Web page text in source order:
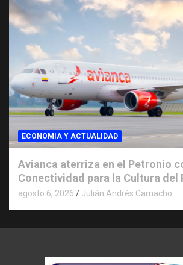
ECONOMIA Y ACTUALIDAD
Avianca aterriza en el Petronio
Conectividad para la Cultura del
agosto 6, 2026 Julián Andrés Camacho